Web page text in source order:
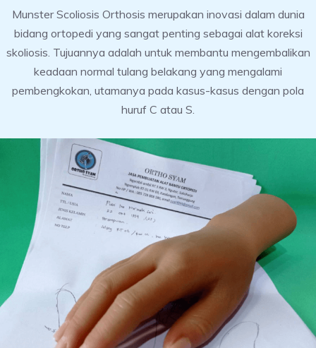
Munster Scoliosis Orthosis merupakan inovasi dalam dunia
bidang ortopedi yang sangat penting sebagai alat koreksi
skoliosis. Tujuannya adalah untuk membantu mengembalikan
keadaan normal tulang belakang yang mengalami
pembengkokan, utamanya pada kasus-kasus dengan pola
huruf C atau S.